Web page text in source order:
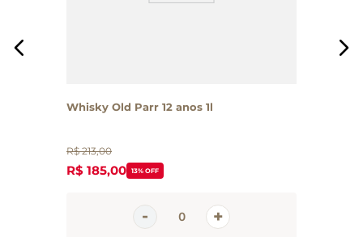
Whisky Old Parr 12 anos 1l
R$ 213,00
R$ 185,00 13% OFF